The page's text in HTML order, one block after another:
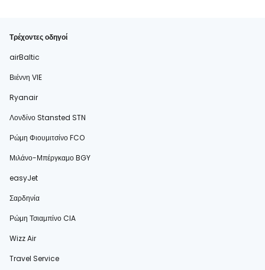
Τρέχοντες οδηγοί
airBaltic
Βιέννη VIE
Ryanair
Λονδίνο Stansted STN
Ρώμη Φιουμιτσίνο FCO
Μιλάνο-Μπέργκαμο BGY
easyJet
Σαρδηνία
Ρώμη Τσιαμπίνο CIA
Wizz Air
Travel Service